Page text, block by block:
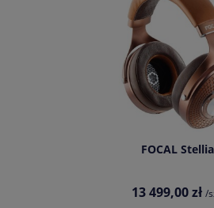
FOCAL Stellia
13 499,00 zł /